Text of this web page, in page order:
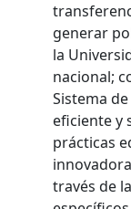
generar
la
nacional;
Sistema
eficiente y
prácticas
través de